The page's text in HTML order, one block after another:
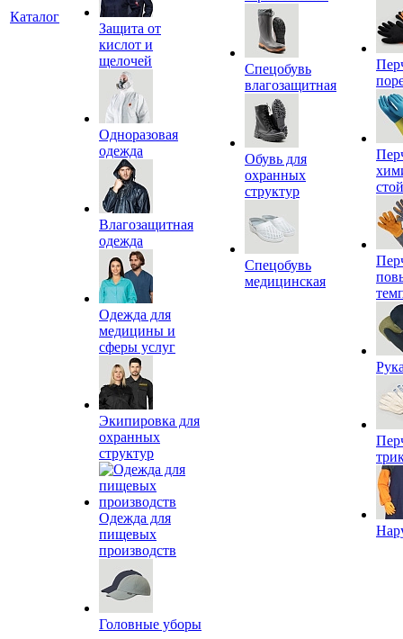
Каталог
Защита от
кислот и
щелочей
Одноразовая
одежда
Влагозащитная
одежда
Одежда для
медицины и
сферы услуг
Экипировка для
охранных
структур
Одежда для
пищевых
производств
Головные уборы
Спецобувь
влагозащитная
Обувь для
охранных
структур
Спецобувь
медицинская